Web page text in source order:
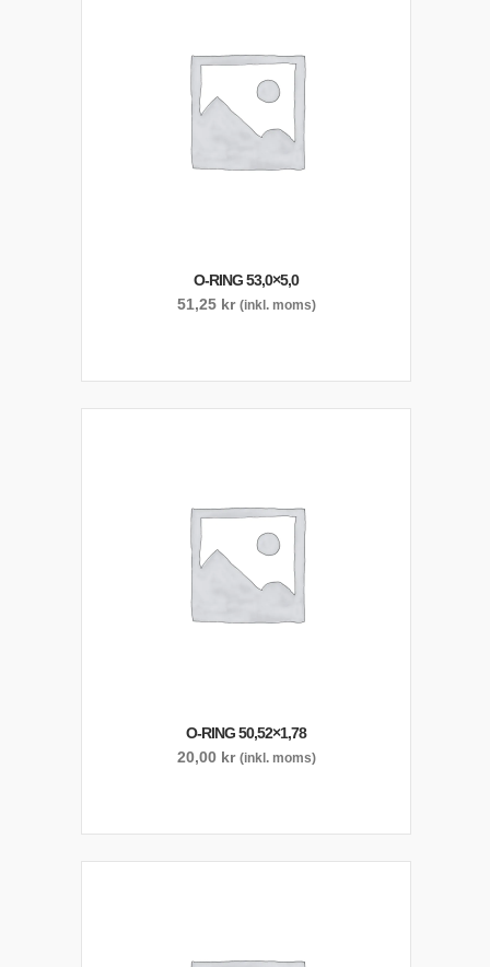
O-RING 53,0×5,0
51,25 kr (inkl. moms)
O-RING 50,52×1,78
20,00 kr (inkl. moms)